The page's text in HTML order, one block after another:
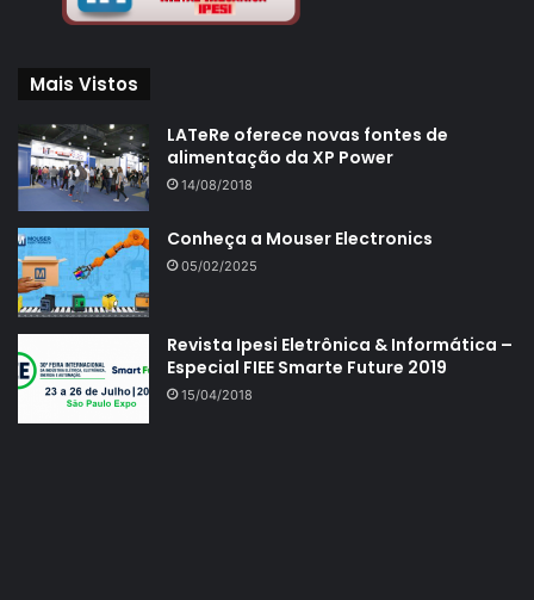
Mais Vistos
LATeRe oferece novas fontes de
alimentação da XP Power
14/08/2018
Conheça a Mouser Electronics
05/02/2025
Revista Ipesi Eletrônica & Informática –
Especial FIEE Smarte Future 2019
15/04/2018